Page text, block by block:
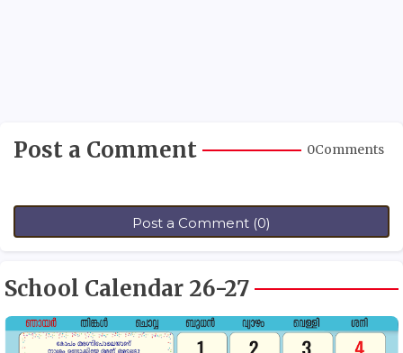
Post a Comment 0Comments
Post a Comment (0)
School Calendar 26-27